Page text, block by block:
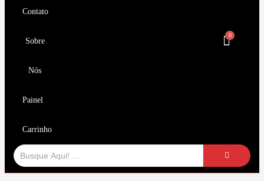
Contato
Sobre
Nós
Painel
Carrinho